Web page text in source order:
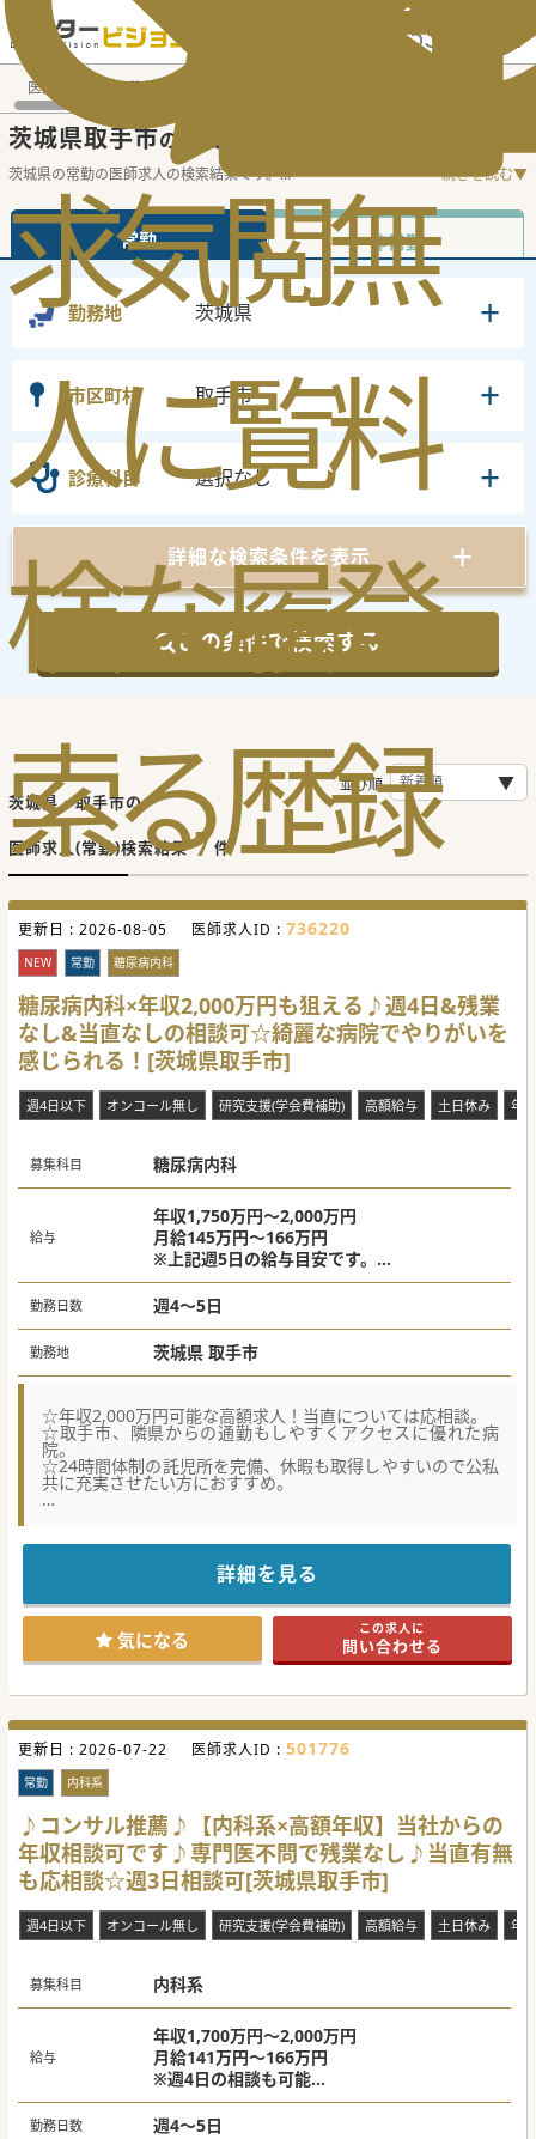
電話でのお問い合わせ：平日9:30-19:00
求
人
検
索
気
に
な
る
閲
覧
履
歴
無
料
登
録
医師転職・求人募集TOP
茨城県取手市の 常勤医師求人・転職情報
茨城県の常勤の医師求人の検索結果です。... 続きを読む▼
常勤 非常勤
勤務地 茨城県
市区町村 取手市
診療科目 選択なし
詳細な検索条件を表示
この条件で検索する
茨城県・取手市の
医師求人(常勤)検索結果7件
並び順
更新日 : 2026-08-05 医師求人ID : 736220
NEW 常勤 糖尿病内科
糖尿病内科×年収2,000万円も狙える♪週4日&残業
なし&当直なしの相談可☆綺麗な病院でやりがいを
感じられる！[茨城県取手市]
週4日以下 オンコール無し 研究支援(学会費補助) 高額給与 土日休み 年
募集科目 糖尿病内科
給与
年収1,750万円～2,000万円
月給145万円～166万円
※上記週5日の給与目安です。
※週4日の場合：最大1,600万円
※当直代別途支給
勤務日数 週4～5日
勤務地 茨城県 取手市
☆年収2,000万円可能な高額求人！当直については応相談。
☆取手市、隣県からの通勤もしやすくアクセスに優れた病
院。
☆24時間体制の託児所を完備、休暇も取得しやすいので公私
共に充実させたい方におすすめ。
病)となっており、常勤医師が7名在籍しています。
■常勤医師の勤務日数は主に週4～5日を基本としております
が、昨今の働き方改革を受け、週3日勤務や時短勤務の相談
にも柔軟に対応しています。
■内科の先生方には発熱外来の対応もお願いしております
が、診療件数は減ってきており先生方の負担も減ってきてい
ます。フォローアップ体制が整っている為、急なお休みにも
対応可能です。
【医療機関情報】
■1980年の開院以来約40年以上の歴史を持ち、地域の患者
様と地域の医療水準の向上に貢献してきました。
■病床数70床以上を持ち、また2次救急指定施設であるた
め、取手市という広いエリアにおいても確立した地位を得て
います。働く先生方が誇りをもって勤務いただける環境を用
意して待っています。
■全身CT、レントゲン、ホルター心電図、内視鏡室、超音波
エコー、MRI、骨密度測定室、マンモグラフィー室といった
設備を整えております。
【業務内容】
■地域柄、全身診療のできる先生の活躍が目立ちがちです
が、こちらの施設では各先生方のご専門領域を活かした診療
にも力を入れております。先生の専門領域のご経験と知見を
は複数診療科で患者様を支える体制があるので、スムーズな
診療・診断が叶います。
すので、これまで勤務環境に負担の大きかった先生にも、ぜ
ひご検討いただきたい求人となっています。
#春入職可 #秋入職可
詳細を見る
気になる この求人に
問い合わせる
更新日 : 2026-07-22 医師求人ID : 501776
常勤 内科系
♪コンサル推薦♪【内科系×高額年収】当社からの
年収相談可です♪専門医不問で残業なし♪当直有無
も応相談☆週3日相談可[茨城県取手市]
週4日以下 オンコール無し 研究支援(学会費補助) 高額給与 土日休み 年
募集科目 内科系
給与
年収1,700万円～2,000万円
月給141万円～166万円
※週4日の相談も可能
※当直代別途支給
勤務日数 週4～5日